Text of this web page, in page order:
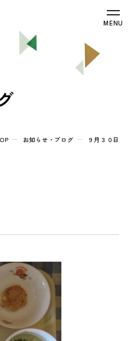
認定こども園 たかがみねこ
MENU
お知らせ・ブログ ９月３０日